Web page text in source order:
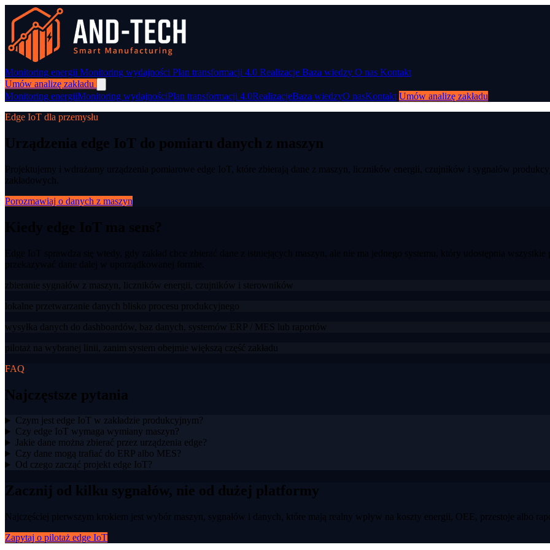
Monitoring energii Monitoring wydajności Plan transformacji 4.0 Realizacje Baza wiedzy O nas Kontakt
Umów analizę zakładu
Monitoring energiiMonitoring wydajnościPlan transformacji 4.0RealizacjeBaza wiedzyO nasKontakt Umów analizę zakładu
Edge IoT dla przemysłu
Urządzenia edge IoT do pomiaru danych z maszyn
Projektujemy i wdrażamy urządzenia pomiarowe edge IoT, które zbierają dane z maszyn, liczników energii, czujników i sygnałów
zakładowych.
Porozmawiaj o danych z maszyn
zbieranie sygnałów z maszyn, liczników energii, czujników i sterowników
lokalne przetwarzanie danych blisko procesu produkcyjnego
wysyłka danych do dashboardów, baz danych, systemów ERP / MES lub raportów
pilotaż na wybranej linii, zanim system obejmie większą część zakładu
FAQ
Najczęstsze pytania
Czym jest edge IoT w zakładzie produkcyjnym?
Czy edge IoT wymaga wymiany maszyn?
Jakie dane można zbierać przez urządzenia edge?
Czy dane mogą trafiać do ERP albo MES?
Od czego zacząć projekt edge IoT?
Zacznij od kilku sygnałów, nie od dużej platformy
Najczęściej pierwszym krokiem jest wybór maszyn, sygnałów i danych, które mają realny wpływ na koszty energii, OEE, przestoje albo
Zapytaj o pilotaż edge IoT